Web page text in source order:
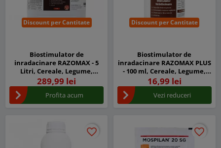
Discount per Cantitate
Biostimulator de
inradacinare RAZOMAX - 5
Litri, Cereale, Legume,
Fructe
289,99 lei
Profita acum
Discount per Cantitate
Biostimulator de
inradacinare RAZOMAX PLUS
- 100 ml, Cereale, Legume,
Fructe
16,99 lei
Vezi reduceri
favorite_border
favorite_border favorite_border
favorite_border